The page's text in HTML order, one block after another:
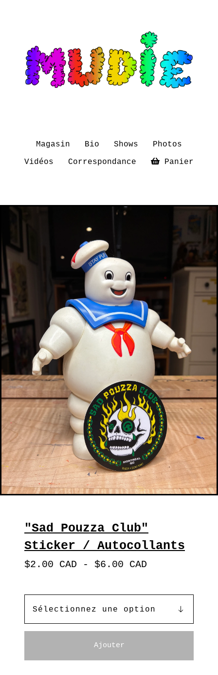
Magasin Bio Shows
Photos
Vidéos
Correspondance Panier
"Sad Pouzza Club"
Sticker / Autocollants
$2.00 CAD - $6.00 CAD
Ajouter